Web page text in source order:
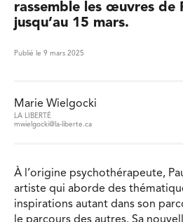
rassemble les œuvres de
jusqu’au 15 mars.
Publié le 9 mars 2025
Marie Wielgocki
LA LIBERTÉ
mwielgocki@la-liberte.ca
À l’origine psychothérapeute,
artiste qui aborde des
inspirations autant dans son